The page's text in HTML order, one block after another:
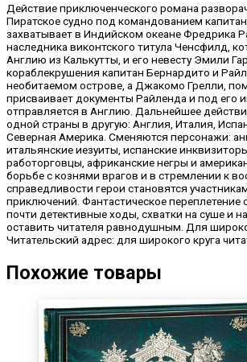
Действие приключенческого романа
Пиратское судно под командованием
захватывает в Индийском океане Фредрика
наследника виконтского титула Ченсфилд,
Англию из Калькутты, и его невесту Эмили
кораблекрушения капитан Бернардито и
необитаемом острове, а Джакомо Грелли,
присваивает документы Райленда и под его
отправляется в Англию. Дальнейшее
одной страны в другую: Англия, Италия,
Северная Америка. Сменяются персонажи:
итальянские иезуиты, испанские
работорговцы, африканские негры и
борьбе с кознями врагов и в стремлении к
справедливости герои становятся
приключений. Фантастическое
почти детективные ходы, схватки на суше и
оставить читателя равнодушным. Для
Читательский адрес: для широкого круга
Похожие товары